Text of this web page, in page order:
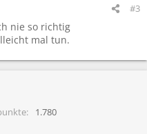
#3
nie so richtig
mal tun.
1.780